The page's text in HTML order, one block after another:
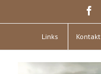
Links Kontakt